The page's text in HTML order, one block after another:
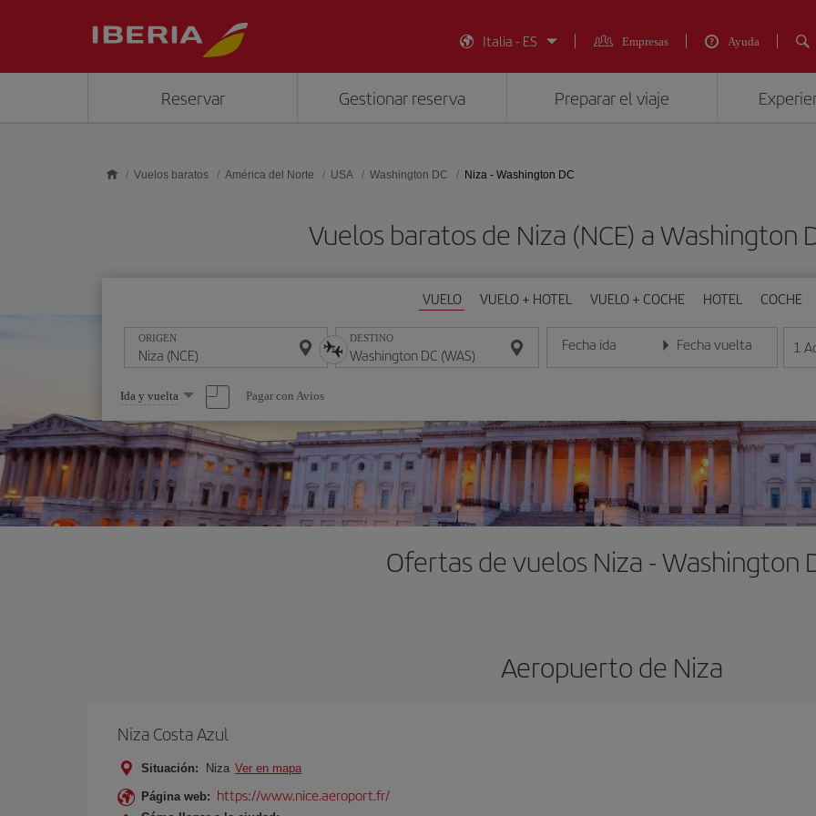
Italia - ES
Empresas Ayuda
Reservar Gestionar reserva Preparar el viaje
Vuelos baratos América del Norte USA Washington DC Niza - Washington DC
Vuelos baratos de Niza (NCE) a Washington
VUELO VUELO + HOTEL VUELO + COCHE HOTEL COCHE
ORIGEN DESTINO Fecha ida
Introduce la fecha en formato día/mes/año
Fecha vuelta
Introduce la fecha en 1
Seleccione
una
opción
Ida y vuelta Pagar con Avios
Ofertas de vuelos Niza - Washington
Aeropuerto de Niza
Niza Costa Azul
Situación: Niza Ver en mapa
Página web: https://www.nice.aeroport.fr/